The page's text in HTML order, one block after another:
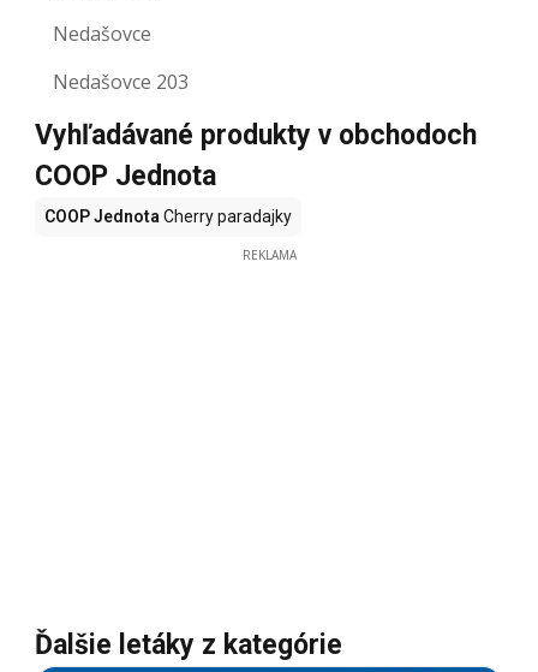
Nedašovce
Nedašovce 203
Vyhľadávané produkty v obchodoch
COOP Jednota
COOP Jednota Cherry paradajky
REKLAMA
Ďalšie letáky z kategórie